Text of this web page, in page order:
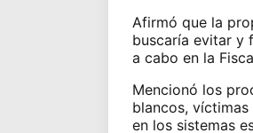
Afirmó que la
buscaría evitar y
a cabo en la
Mencionó los
blancos,
en los sistemas